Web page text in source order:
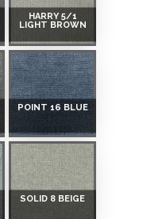
HARRY 5/1
LIGHT BROWN
POINT 16 BLUE
SOLID 8 BEIGE